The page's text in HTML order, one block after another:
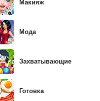
Макияж
Мода
Захватывающие
Готовка